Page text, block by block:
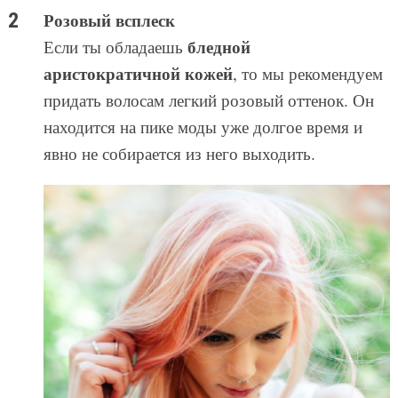
Розовый всплеск
Если ты обладаешь бледной
аристократичной кожей, то мы рекомендуем
придать волосам легкий розовый оттенок. Он
находится на пике моды уже долгое время и
явно не собирается из него выходить.